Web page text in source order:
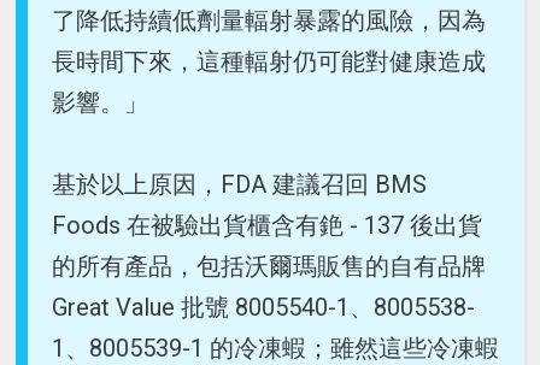
了降低持續低劑量輻射暴露的風險，因為
長時間下來，這種輻射仍可能對健康造成
影響。」
基於以上原因，FDA 建議召回 BMS
Foods 在被驗出貨櫃含有銫 - 137 後出貨
的所有產品，包括沃爾瑪販售的自有品牌
Great Value 批號 8005540-1、8005538-
1、8005539-1 的冷凍蝦；雖然這些冷凍蝦